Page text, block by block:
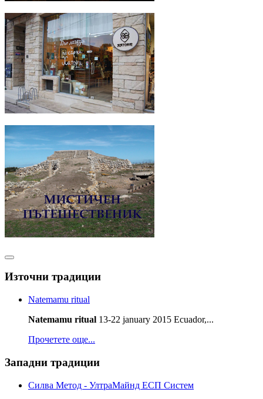
Източни традиции
Natemamu ritual
Natemamu ritual 13-22 january 2015 Ecuador,...
Прочетете още...
Западни традиции
Силва Метод - УлтраМайнд ЕСП Систем